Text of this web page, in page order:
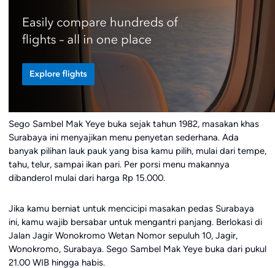
Sego Sambel Mak Yeye buka sejak tahun 1982, masakan khas
Surabaya ini menyajikan menu penyetan sederhana. Ada
banyak pilihan lauk pauk yang bisa kamu pilih, mulai dari tempe,
tahu, telur, sampai ikan pari. Per porsi menu makannya
dibanderol mulai dari harga Rp 15.000.
Jika kamu berniat untuk mencicipi masakan pedas Surabaya
ini, kamu wajib bersabar untuk mengantri panjang. Berlokasi di
Jalan Jagir Wonokromo Wetan Nomor sepuluh 10, Jagir,
Wonokromo, Surabaya. Sego Sambel Mak Yeye buka dari pukul
21.00 WIB hingga habis.